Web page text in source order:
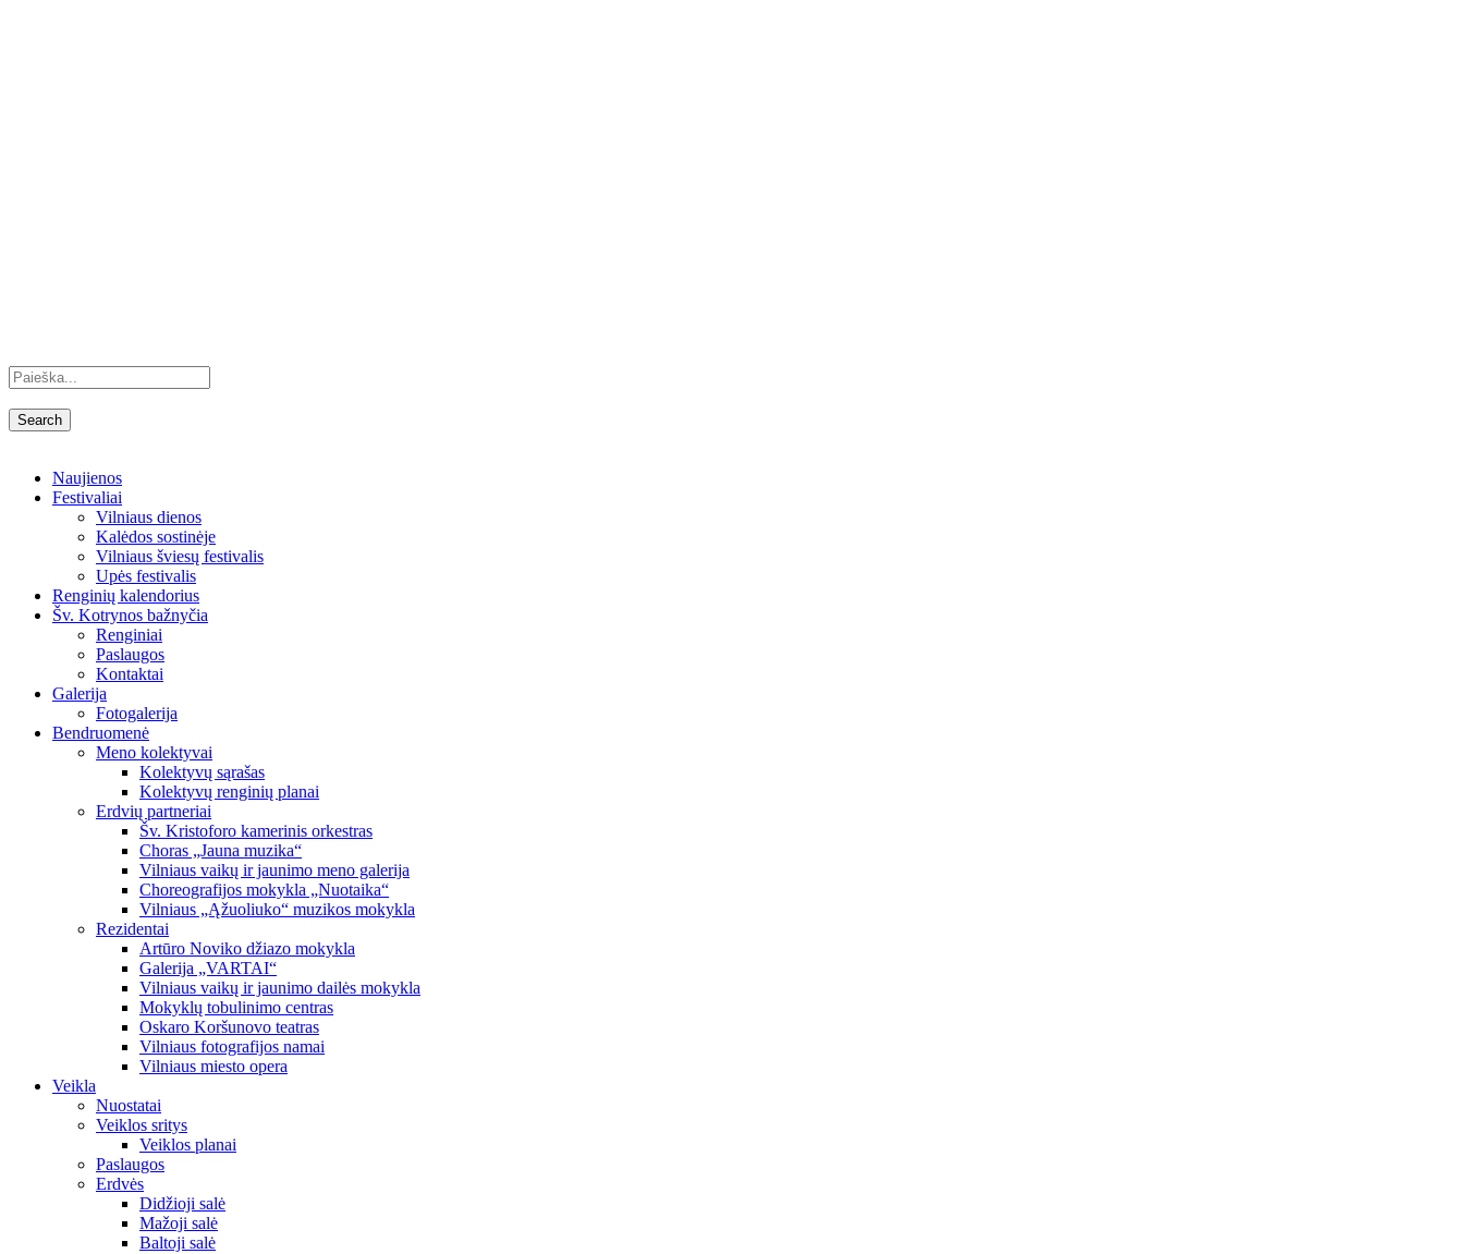
Naujienos
Festivaliai
Vilniaus dienos
Kalėdos sostinėje
Vilniaus šviesų festivalis
Upės festivalis
Renginių kalendorius
Šv. Kotrynos bažnyčia
Renginiai
Paslaugos
Kontaktai
Galerija
Fotogalerija
Bendruomenė
Meno kolektyvai
Kolektyvų sąrašas
Kolektyvų renginių planai
Erdvių partneriai
Šv. Kristoforo kamerinis orkestras
Choras „Jauna muzika“
Vilniaus vaikų ir jaunimo meno galerija
Choreografijos mokykla „Nuotaika“
Vilniaus „Ąžuoliuko“ muzikos mokykla
Rezidentai
Artūro Noviko džiazo mokykla
Galerija „VARTAI“
Vilniaus vaikų ir jaunimo dailės mokykla
Mokyklų tobulinimo centras
Oskaro Koršunovo teatras
Vilniaus fotografijos namai
Vilniaus miesto opera
Veikla
Nuostatai
Veiklos sritys
Veiklos planai
Paslaugos
Erdvės
Didžioji salė
Mažoji salė
Baltoji salė